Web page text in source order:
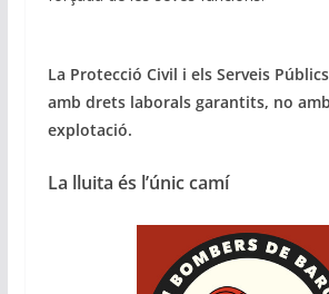
La Protecció Civil i els Serveis
amb drets laborals garantits, no
explotació.
La lluita és l’únic camí